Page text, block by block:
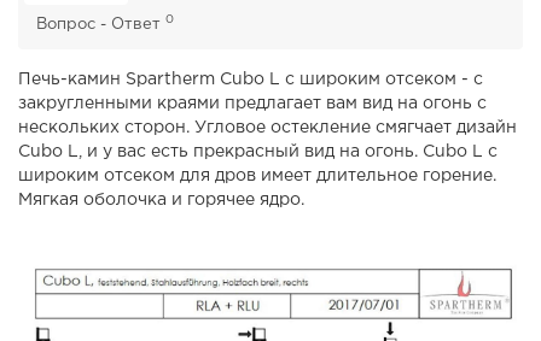
Вопрос - Ответ 0
Печь-камин Spartherm Cubo L с широким отсеком - с
закругленными краями предлагает вам вид на огонь с
нескольких сторон. Угловое остекление смягчает дизайн
Cubo L, и у вас есть прекрасный вид на огонь. Cubo L с
широким отсеком для дров имеет длительное горение.
Мягкая оболочка и горячее ядро.